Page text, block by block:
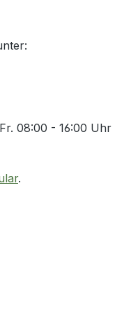
der
08:00 - 16:00 Uhr
.